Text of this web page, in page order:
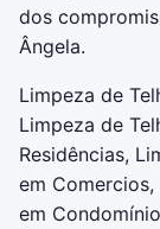
dos
Ângela.
Limpeza de
Limpeza de
Residências,
em
em